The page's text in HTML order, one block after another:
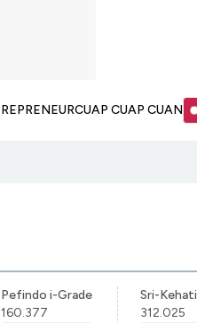
CUAP CUAP CUAN
Pefindo i-Grade
160.377
Sri-Kehati
312.025